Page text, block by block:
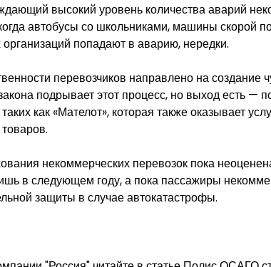
высокий уровень количества аварий
автобусы со школьниками, машины скорой
попадают в аварию, нередки.
перевозчиков направлено на создание
подрывает этот процесс, но выход есть —
как «Мателот», которая также оказывает
некоммерческих перевозок пока
в следующем году, а пока пассажиры
защиты в случае автокатастрофы.